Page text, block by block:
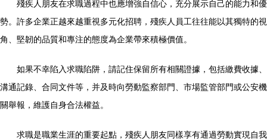
殘疾人朋友在求職過程中也應增強自信心，充分展示自己的能力和優
勢。許多企業正越來越重視多元化招聘，殘疾人員工往往能以其獨特的視
角、堅韌的品質和專注的態度為企業帶來積極價值。
如果不幸陷入求職陷阱，請記住保留所有相關證據，包括繳費收據、
溝通記錄、合同文件等，并及時向勞動監察部門、市場監管部門或公安機
關舉報，維護自身合法權益。
求職是職業生涯的重要起點，殘疾人朋友同樣享有通過勞動實現自我